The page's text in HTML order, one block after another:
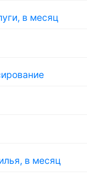
в месяц
в месяц